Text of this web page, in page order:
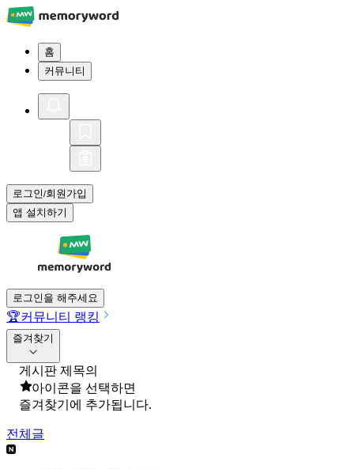
홈
커뮤니티
로그인/회원가입
앱 설치하기
로그인을 해주세요
🏆커뮤니티 랭킹
즐겨찾기
게시판 제목의
아이콘을 선택하면
즐겨찾기에 추가됩니다.
전체글